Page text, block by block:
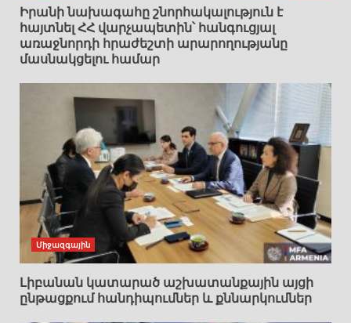
Իրանի նախագահը շնորհակալություն է
հայտնել ՀՀ վարչապետին՝ հանգուցյալ
առաջնորդի հրաժեշտի արարողությանը
մասնակցելու համար
Միջազգային
Լիբանան կատարած աշխատանքային այցի
ընթացքում հանդիպումներ և քննարկումներ